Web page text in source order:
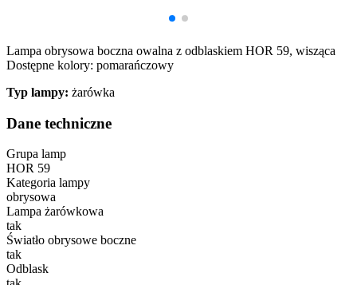
Lampa obrysowa boczna owalna z odblaskiem HOR 59, wisząca
Dostępne kolory: pomarańczowy
Typ lampy: żarówka
Dane techniczne
Grupa lamp
HOR 59
Kategoria lampy
obrysowa
Lampa żarówkowa
tak
Światło obrysowe boczne
tak
Odblask